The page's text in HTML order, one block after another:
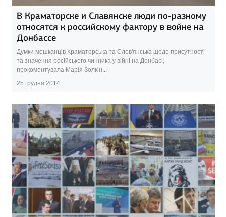
В Краматорске и Славянске люди по-разному
относятся к российскому фактору в войне на
Донбассе
Думки мешканців Краматорська та Слов'янська щодо присутності
та значення російського чинника у війні на Донбасі,
прокоментувала Марія Золкін...
25 грудня 2014